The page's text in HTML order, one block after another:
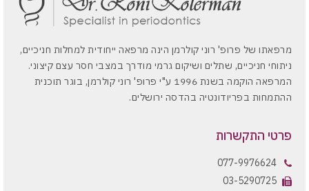
פרטי התקשרות
077-9976624
03-5290725
מרפאתו של פרופ' רוני קולרמן הינה מרפאה ייחודית למחלות חניכיים,
ניתוחי חניכיים, שתלים ושיקום גרמי מודרך במצבי חסר עצם קיצוני.
המרפאה הוקמה בשנת 1996 ע"י פרופ' רוני קולרמן, בוגר תוכנית
ההתמחות בפריודונטיה בהדסה ירושלים.